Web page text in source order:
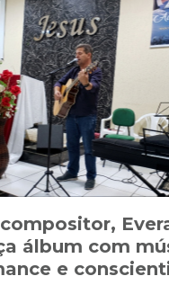
álbum com
e